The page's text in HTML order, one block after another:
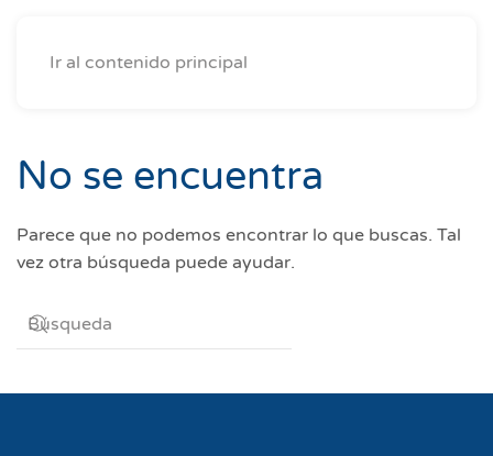
Ir al contenido principal
No se encuentra
Parece que no podemos encontrar lo que buscas. Tal
vez otra búsqueda puede ayudar.